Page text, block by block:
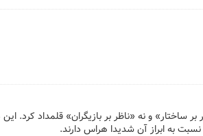
بر ساختار» و نه «ناظر بر بازیگران» قلمداد کرد.
به ابراز آن شدیدا هراس دارند.